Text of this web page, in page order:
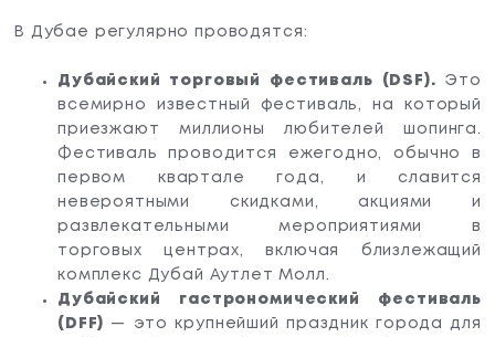
В Дубае регулярно проводятся:
Дубайский торговый фестиваль (DSF). Это
всемирно известный фестиваль, на который
приезжают миллионы любителей шопинга.
Фестиваль проводится ежегодно, обычно в
первом квартале года, и славится
невероятными скидками, акциями и
развлекательными мероприятиями в
торговых центрах, включая близлежащий
комплекс Дубай Аутлет Молл.
Дубайский гастрономический фестиваль
(DFF)
— это крупнейший праздник города для